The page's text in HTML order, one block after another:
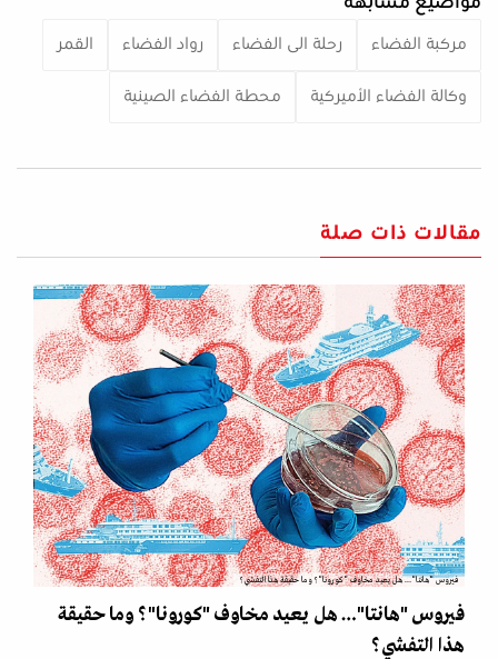
مركبة الفضاء رحلة الى الفضاء رواد الفضاء القمر
وكالة الفضاء الأميركية محطة الفضاء الصينية
مقالات ذات صلة
فيروس "هانتا"… هل يعيد مخاوف "كورونا"؟ وما حقيقة هذا التفشي؟
فيروس "هانتا"… هل يعيد مخاوف "كورونا"؟ وما حقيقة
هذا التفشي؟